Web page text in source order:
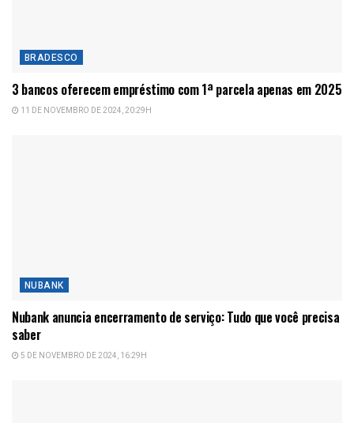
BRADESCO
3 bancos oferecem empréstimo com 1ª parcela apenas em 2025
11 DE NOVEMBRO DE 2024, 20:29H
NUBANK
Nubank anuncia encerramento de serviço: Tudo que você precisa
saber
5 DE NOVEMBRO DE 2024, 16:29H